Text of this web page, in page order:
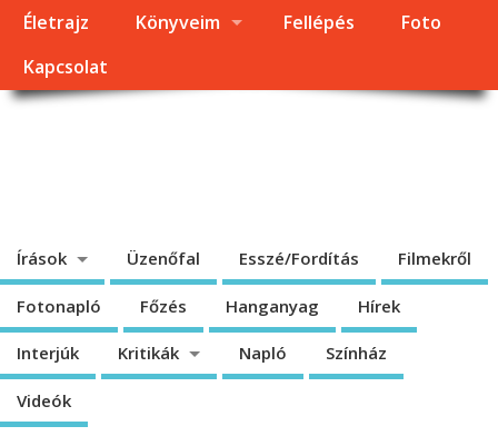
Életrajz Könyveim Fellépés
Foto
Kapcsolat
Írások Üzenőfal Esszé/Fordítás Filmekről
Fotonapló Főzés Hanganyag Hírek
Interjúk Kritikák Napló Színház
Videók